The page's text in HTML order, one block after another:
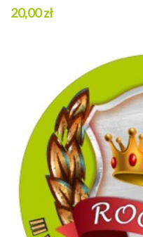
20,00 zł
4